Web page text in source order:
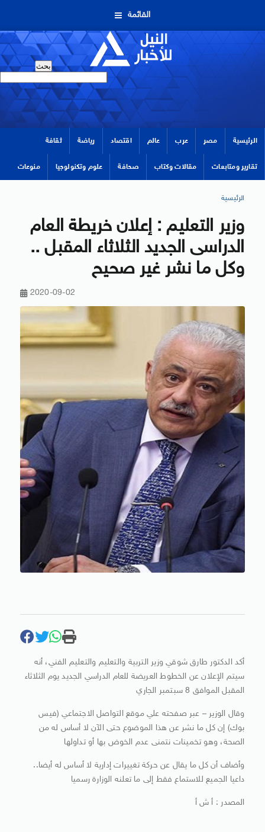
القائمة
الرئيسية مصر عرب عالم اقتصاد رياضة ثقافة
تقارير ومتابعات مقالات وكتاب صحافة علوم وتكنولوجيا منوعات
الرئيسية
وزير التعليم : إعلان خريطة العام
الدراسى الجديد الثلاثاء المقبل ..
وكل ما نشر غير صحيح
2020-09-02
أكد الدكتور طارق شوقي وزير التربية والتعليم والتعليم الفني، أنه
سيتم الإعلان عن الخطوط العريضة للعام الدراسي الجديد يوم الثلاثاء
المقبل الموافق 8 سبتمبر الجاري
وقال الوزير – عبر صفحته علي موقع التواصل الاجتماعي (فيس
بوك) إن كل ما نشر عن هذا الموضوع حتى الآن لا أساس له من
الصحة، وهو تخمينات نتمنى عدم الخوض بها أو تداولها
وأضاف أن كل ما يقال عن حركة تغييرات إدارية لا أساس له أيضا..
داعيا الجميع للاستماع فقط إلى ما تعلنه الوزارة رسميا
المصدر : أ ش أ